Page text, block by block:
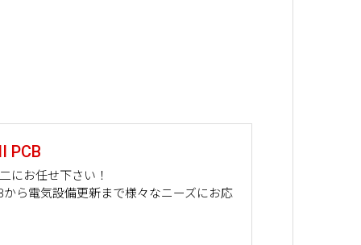
PCB
にお任せ下さい！
から電気設備更新まで様々なニーズにお応